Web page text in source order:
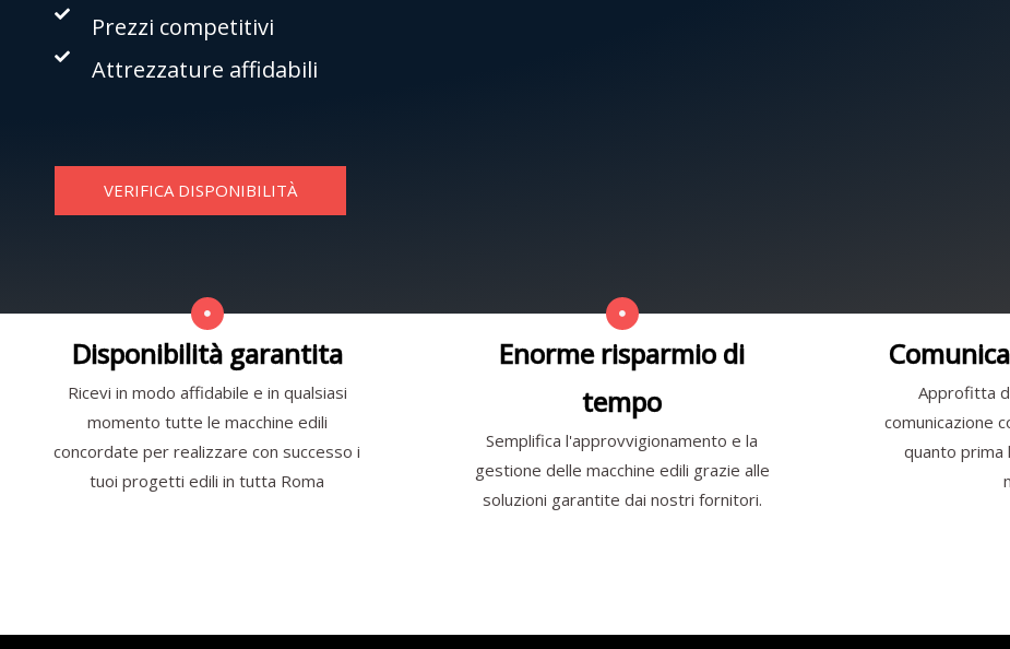
Prezzi competitivi
Attrezzature affidabili
VERIFICA DISPONIBILITÀ
Disponibilità garantita
Ricevi in modo affidabile e in qualsiasi
momento tutte le macchine edili
concordate per realizzare con successo i
tuoi progetti edili in tutta Roma
Enorme risparmio di
tempo
Semplifica l'approvvigionamento e la
gestione delle macchine edili grazie alle
soluzioni garantite dai nostri fornitori.
Approfitta
comunicazione
quanto prima